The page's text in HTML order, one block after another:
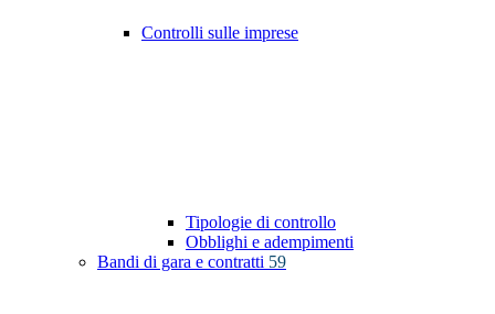
Controlli sulle imprese
Tipologie di controllo
Obblighi e adempimenti
Bandi di gara e contratti 59